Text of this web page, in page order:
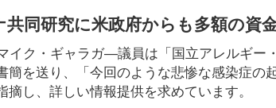
同研究に米政府からも多額の資
イク・ギャラガ―議員は「国立アレルギー
簡を送り、「今回のような悲惨な感染症
摘し、詳しい情報提供を求めています。